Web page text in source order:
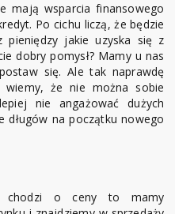
mają wsparcia finansowego
Po cichu liczą, że będzie
pieniędzy jakie uzyska się z
dobry pomysł? Mamy u nas
się. Ale tak naprawdę
wiemy, że nie można sobie
nie angażować dużych
długów na początku nowego
chodzi o ceny to mamy